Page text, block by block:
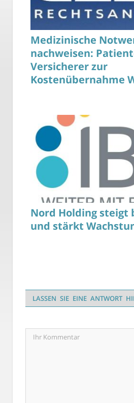
Medizinische
nachweisen:
Versicherer zur
Kostenübernahme
Nord Holding steigt
und stärkt
LASSEN SIE EINE ANTWORT